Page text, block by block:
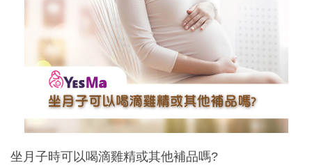
坐月子時可以喝滴雞精或其他補品嗎?